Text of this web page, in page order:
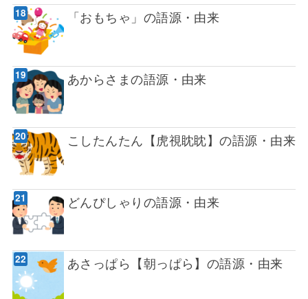
「おもちゃ」の語源・由来
あからさまの語源・由来
こしたんたん【虎視眈眈】の語源・由来
どんぴしゃりの語源・由来
あさっぱら【朝っぱら】の語源・由来